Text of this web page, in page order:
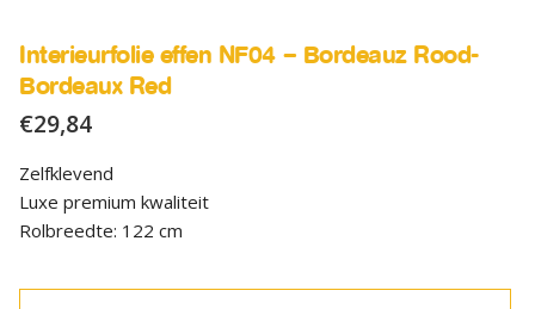
Interieurfolie effen NF04 – Bordeauz Rood-
Bordeaux Red
€29,84
Zelfklevend
Luxe premium kwaliteit
Rolbreedte: 122 cm